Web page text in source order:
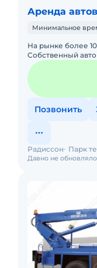
Аренда
Минимальное
На рынке более
Собственный
работ. Гибкие
и формы оплаты.
Позвонить
Давно не
Радиссон Парк